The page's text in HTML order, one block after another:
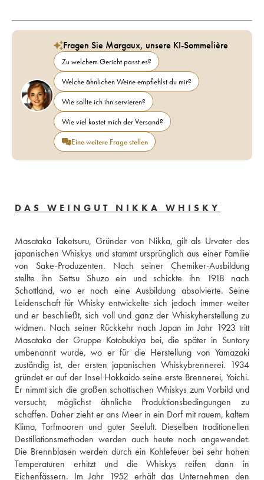
Fragen Sie Margaux, unsere KI-Sommelière
Zu welchem Gericht passt es?
Welche ähnlichen Weine empfiehlst du mir?
Wie sollte ich ihn servieren?
Wie viel kostet mich der Versand?
Eine weitere Frage stellen
DAS WEINGUT NIKKA WHISKY
Masataka Taketsuru, Gründer von Nikka, gilt als Urvater des
japanischen Whiskys und stammt ursprünglich aus einer Familie
von Sake-Produzenten. Nach seiner Chemiker-Ausbildung
stellte ihn Settsu Shuzo ein und schickte ihn 1918 nach
Schottland, wo er noch eine Ausbildung absolvierte. Seine
Leidenschaft für Whisky entwickelte sich jedoch immer weiter
und er beschließt, sich voll und ganz der Whiskyherstellung zu
widmen. Nach seiner Rückkehr nach Japan im Jahr 1923 tritt
Masataka der Gruppe Kotobukiya bei, die später in Suntory
umbenannt wurde, wo er für die Herstellung von Yamazaki
zuständig ist, der ersten japanischen Whiskybrennerei. 1934
gründet er auf der Insel Hokkaido seine erste Brennerei, Yoichi.
Er nimmt sich die großen schottischen Whiskys zum Vorbild und
versucht, möglichst ähnliche Produktionsbedingungen zu
schaffen. Daher zieht er ans Meer in ein Dorf mit rauem, kaltem
Klima, Torfmooren und guter Seeluft. Dieselben traditionellen
Destillationsmethoden werden auch heute noch angewendet:
Die Brennblasen werden durch ein Kohlefeuer bei sehr hohen
Temperaturen erhitzt und die Whiskys reifen dann in
Eichenfässern. Im Jahr 1952 erhält das Unternehmen den